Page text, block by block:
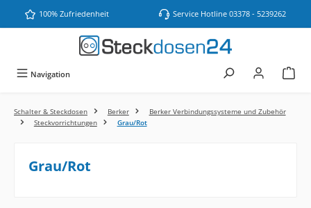
Zum Hauptinhalt springen
100% Zufriedenheit Service Hotline 03378 - 5239262
Navigation
Schalter & Steckdosen Berker
Berker Verbindungssysteme und Zubehör
Steckvorrichtungen
Grau/Rot
Grau/Rot